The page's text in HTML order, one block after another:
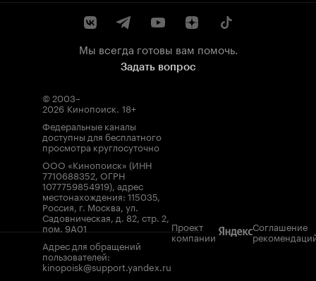
Мы всегда готовы вам помочь.
Задать вопрос
© 2003–
2026 Кинопоиск. 18+
Федеральные каналы
доступны для бесплатного
просмотра круглосуточно
ООО «Кинопоиск» (ИНН
7710688352, ОГРН
1077759854919), адрес
местонахождения: 115035,
Россия, г. Москва, ул.
Садовническая, д. 82, стр. 2,
пом. 9А01
Адрес для обращений
пользователей:
kinopoisk@support.yandex.ru
Проект
компании
Соглашение